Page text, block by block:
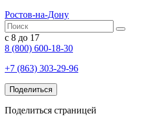
Ростов-на-Дону
с 8 до 17
8 (800) 600-18-30
+7 (863) 303-29-96
Поделиться
Поделиться страницей